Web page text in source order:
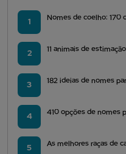
1 Nomes de coelho: 170
2 11 animais de
3 182 ideias de nomes
4 410 opções de nomes
5 As melhores raças de